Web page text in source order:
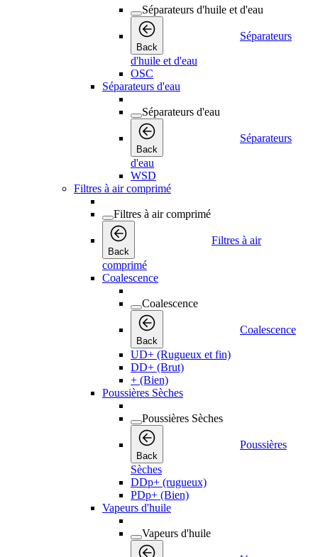
Séparateurs d'huile et d'eau
Back
Séparateurs
d'huile et d'eau
OSC
Séparateurs d'eau
Séparateurs d'eau
Back
Séparateurs
d'eau
WSD
Filtres à air comprimé
Filtres à air comprimé
Back
Filtres à air
comprimé
Coalescence
Coalescence
Back
Coalescence
UD+ (Rugueux et fin)
DD+ (Brut)
+ (Bien)
Poussières Sèches
Poussières Sèches
Back
Poussières
Sèches
DDp+ (rugueux)
PDp+ (Bien)
Vapeurs d'huile
Vapeurs d'huile